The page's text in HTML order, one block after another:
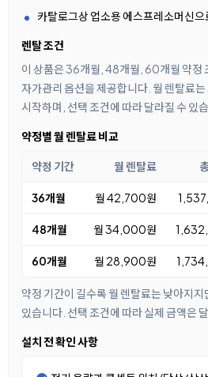
카탈로그상 업소용 에스프레소머신으
렌탈 조건
이 상품은 36개월, 48개월, 60개월 약정
자가관리 옵션을 제공합니다. 월 렌탈료
시작하며, 선택 조건에 따라 달라질 수 있
약정별 월 렌탈료 비교
약정 기간 월 렌탈료
36개월 월 42,700원
48개월 월 34,000원
60개월 월 28,900원
약정 기간이 길수록 월 렌탈료는 낮아지지
있습니다. 선택 조건에 따라 실제 금액은
설치 전 확인 사항